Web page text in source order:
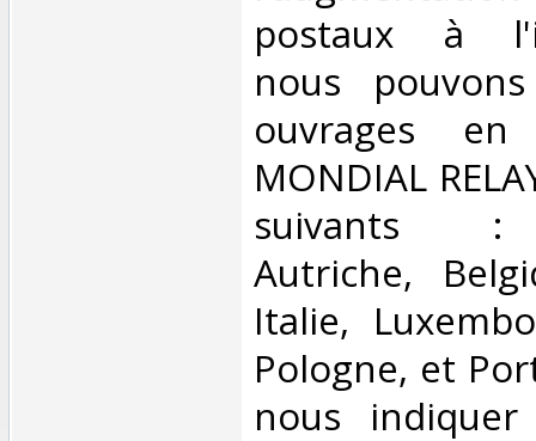
postaux à
nous
ouvrages
MONDIAL
suivants :
Autriche,
Italie,
Pologne, et
nous